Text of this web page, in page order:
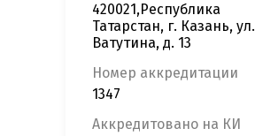
420021,Республика
Татарстан, г. Казань, ул.
Ватутина, д. 13
Номер аккредитации
1347
Аккредитовано на КИ